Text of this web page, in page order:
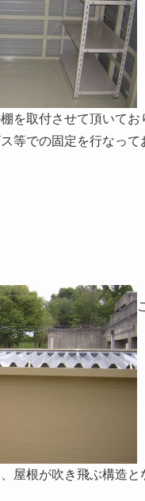
を取付させて頂いて
等での固定を行なって
屋根が吹き飛ぶ構造と